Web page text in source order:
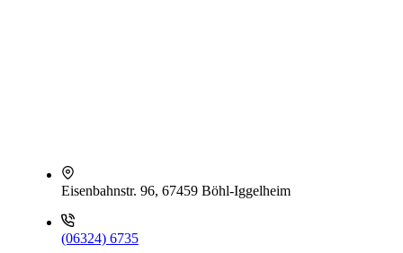
Eisenbahnstr. 96, 67459 Böhl-Iggelheim
(06324) 6735